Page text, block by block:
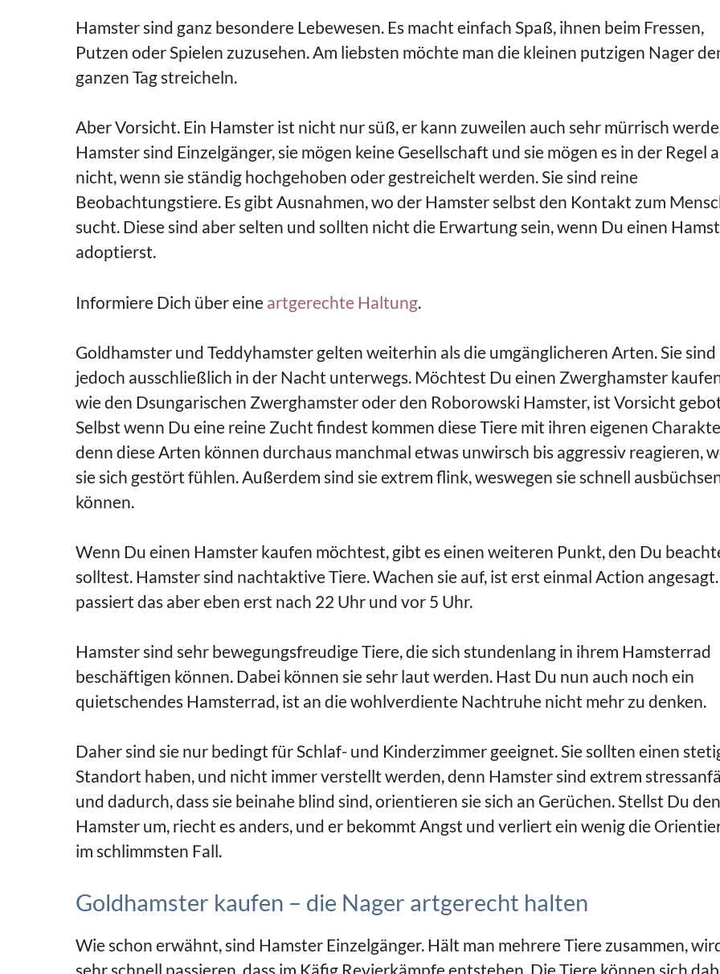
Hamster sind ganz besondere Lebewesen. Es macht einfach Spaß, ihnen beim Fressen,
Putzen oder Spielen zuzusehen. Am liebsten möchte man die kleinen putzigen Nager
ganzen Tag streicheln.
Aber Vorsicht. Ein Hamster ist nicht nur süß, er kann zuweilen auch sehr mürrisch
Hamster sind Einzelgänger, sie mögen keine Gesellschaft und sie mögen es in der Regel
nicht, wenn sie ständig hochgehoben oder gestreichelt werden. Sie sind reine
Beobachtungstiere. Es gibt Ausnahmen, wo der Hamster selbst den Kontakt zum
sucht. Diese sind aber selten und sollten nicht die Erwartung sein, wenn Du einen
adoptierst.
Informiere Dich über eine artgerechte Haltung.
Goldhamster und Teddyhamster gelten weiterhin als die umgänglicheren Arten. Sie sind
jedoch ausschließlich in der Nacht unterwegs. Möchtest Du einen Zwerghamster
wie den Dsungarischen Zwerghamster oder den Roborowski Hamster, ist Vorsicht
Selbst wenn Du eine reine Zucht findest kommen diese Tiere mit ihren eigenen
denn diese Arten können durchaus manchmal etwas unwirsch bis aggressiv reagieren,
sie sich gestört fühlen. Außerdem sind sie extrem flink, weswegen sie schnell
können.
Wenn Du einen Hamster kaufen möchtest, gibt es einen weiteren Punkt, den Du
solltest. Hamster sind nachtaktive Tiere. Wachen sie auf, ist erst einmal Action
passiert das aber eben erst nach 22 Uhr und vor 5 Uhr.
Hamster sind sehr bewegungsfreudige Tiere, die sich stundenlang in ihrem Hamsterrad
beschäftigen können. Dabei können sie sehr laut werden. Hast Du nun auch noch ein
quietschendes Hamsterrad, ist an die wohlverdiente Nachtruhe nicht mehr zu denken.
Daher sind sie nur bedingt für Schlaf- und Kinderzimmer geeignet. Sie sollten einen
Standort haben, und nicht immer verstellt werden, denn Hamster sind extrem
und dadurch, dass sie beinahe blind sind, orientieren sie sich an Gerüchen. Stellst Du den
Hamster um, riecht es anders, und er bekommt Angst und verliert ein wenig die
im schlimmsten Fall.
Goldhamster kaufen – die Nager artgerecht halten
Wie schon erwähnt, sind Hamster Einzelgänger. Hält man mehrere Tiere zusammen,
sehr schnell passieren, dass im Käfig Revierkämpfe entstehen. Die Tiere können sich